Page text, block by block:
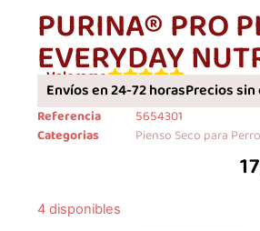
PURINA® PRO
EVERYDAY
Valorame
Envíos en 24-72 horasPrecios
Referencia
5654301
Categorias
Pienso Seco para
4 disponibles